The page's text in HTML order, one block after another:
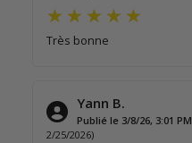
Très bonne
Yann B.
Publié le 3/8/26, 3:01 PM
2/25/2026)